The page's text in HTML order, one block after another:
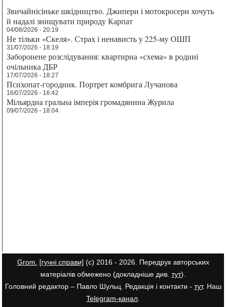
Звичайнісіньке шкідництво. Джипери і мотокросери хочуть
й надалі знищувати природу Карпат
04/08/2026 - 20:19
Не тільки «Скеля». Страх і ненависть у 225-му ОШП
31/07/2026 - 18:19
Заборонене розслідування: квартирна «схема» в родині
очільника ДБР
17/07/2026 - 18:27
Психопат-городник. Портрет комбрига Лучанова
16/07/2026 - 16:42
Мільярдна гральна імперія громадянина Журила
09/07/2026 - 18:04
Grom. [гучні справи] (с) 2016 - 2026. Передрук авторських
матеріалів обмежено (докладніше див. тут).
Головний редактор – Павло Шульц. Редакція і контакти - тут. Наш
Telegram-канал.